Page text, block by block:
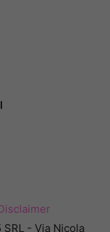
- Via Nicola